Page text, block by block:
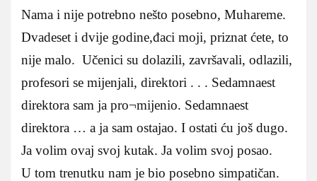
Nama i nije potrebno nešto posebno, Muhareme.
Dvadeset i dvije godine,đaci moji, priznat ćete, to
nije malo. Učenici su dolazili, završavali, odlazili,
profesori se mijenjali, direktori . . . Sedamnaest
direktora sam ja pro¬mijenio. Sedamnaest
direktora … a ja sam ostajao. I ostati ću još dugo.
Ja volim ovaj svoj kutak. Ja volim svoj posao.
U tom trenutku nam je bio posebno simpatičan.